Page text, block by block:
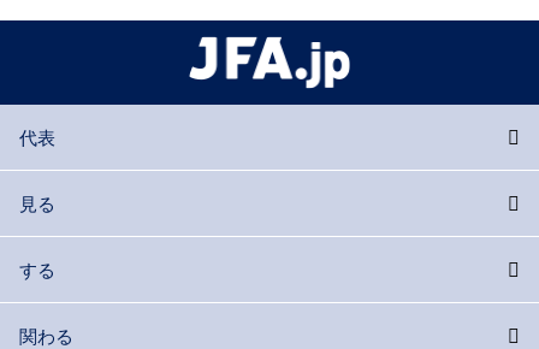
代表
見る
する
関わる